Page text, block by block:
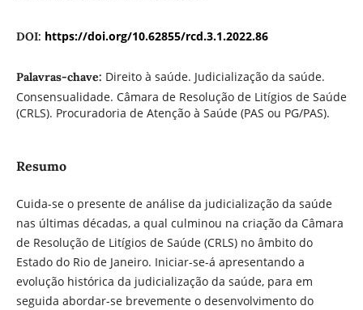
DOI: https://doi.org/10.62855/rcd.3.1.2022.86
Palavras-chave: Direito à saúde. Judicialização da saúde.
Consensualidade. Câmara de Resolução de Litígios de Saúde
(CRLS). Procuradoria de Atenção à Saúde (PAS ou PG/PAS).
Resumo
Cuida-se o presente de análise da judicialização da saúde
nas últimas décadas, a qual culminou na criação da Câmara
de Resolução de Litígios de Saúde (CRLS) no âmbito do
Estado do Rio de Janeiro. Iniciar-se-á apresentando a
evolução histórica da judicialização da saúde, para em
seguida abordar-se brevemente o desenvolvimento do